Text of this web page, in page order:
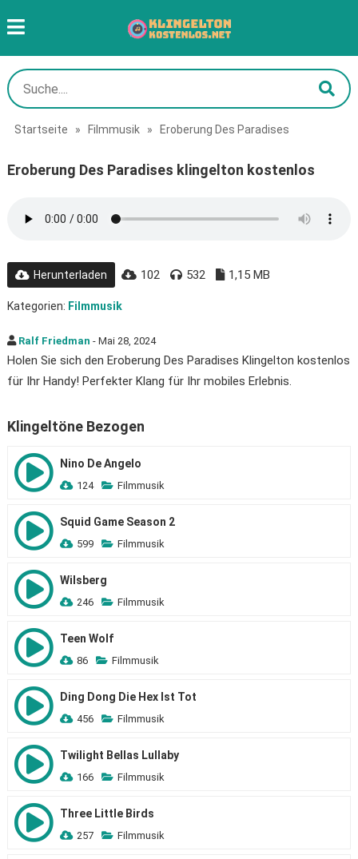
Startseite » Filmmusik » Eroberung Des Paradises
Eroberung Des Paradises klingelton kostenlos
Herunterladen 102 532 1,15 MB
Kategorien: Filmmusik
Ralf Friedman - Mai 28, 2024
Holen Sie sich den Eroberung Des Paradises Klingelton kostenlos
für Ihr Handy! Perfekter Klang für Ihr mobiles Erlebnis.
Klingeltöne Bezogen
Nino De Angelo
124 Filmmusik
Squid Game Season 2
599 Filmmusik
Wilsberg
246 Filmmusik
Teen Wolf
86 Filmmusik
Ding Dong Die Hex Ist Tot
456 Filmmusik
Twilight Bellas Lullaby
166 Filmmusik
Three Little Birds
257 Filmmusik